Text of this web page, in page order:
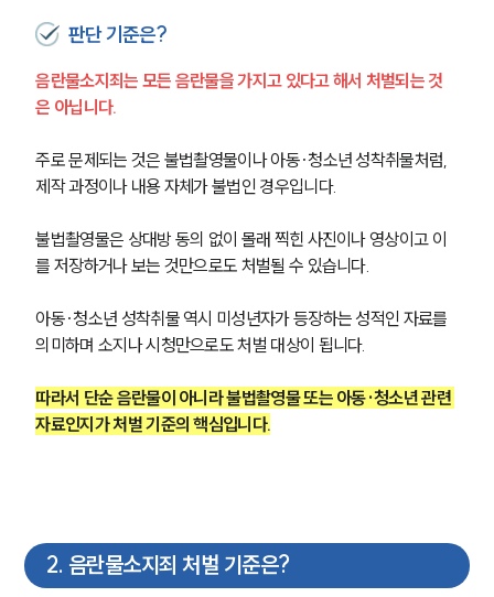
판단 기준은?
음란물소지죄는 모든 음란물을 가지고 있다고 해서 처벌되는 것
은 아닙니다.
주로 문제되는 것은 불법촬영물이나 아동·청소년 성착취물처럼,
제작 과정이나 내용 자체가 불법인 경우입니다.
불법촬영물은 상대방 동의 없이 몰래 찍힌 사진이나 영상이고 이
를 저장하거나 보는 것만으로도 처벌될 수 있습니다.
아동·청소년 성착취물 역시 미성년자가 등장하는 성적인 자료를
의미하며 소지나 시청만으로도 처벌 대상이 됩니다.
따라서 단순 음란물이 아니라 불법촬영물 또는 아동·청소년 관련
자료인지가 처벌 기준의 핵심입니다.
2. 음란물소지죄 처벌 기준은?